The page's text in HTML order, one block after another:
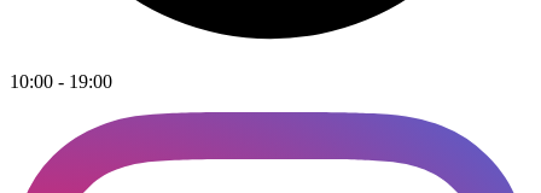
10:00 - 19:00